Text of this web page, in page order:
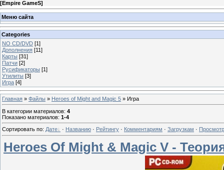
[Empire GameS]
Меню сайта
Categories
NO CD/DVD [1]
Дополнения [11]
Карты [31]
Патчи [2]
Русификаторы [1]
Утилиты [3]
Игра [4]
Главная » Файлы » Heroes of Might and Magic 5 » Игра
В категории материалов: 4
Показано материалов: 1-4
Сортировать по: Дате · Названию · Рейтингу · Комментариям · Загрузкам ·
Heroes Of Might & Magic V -